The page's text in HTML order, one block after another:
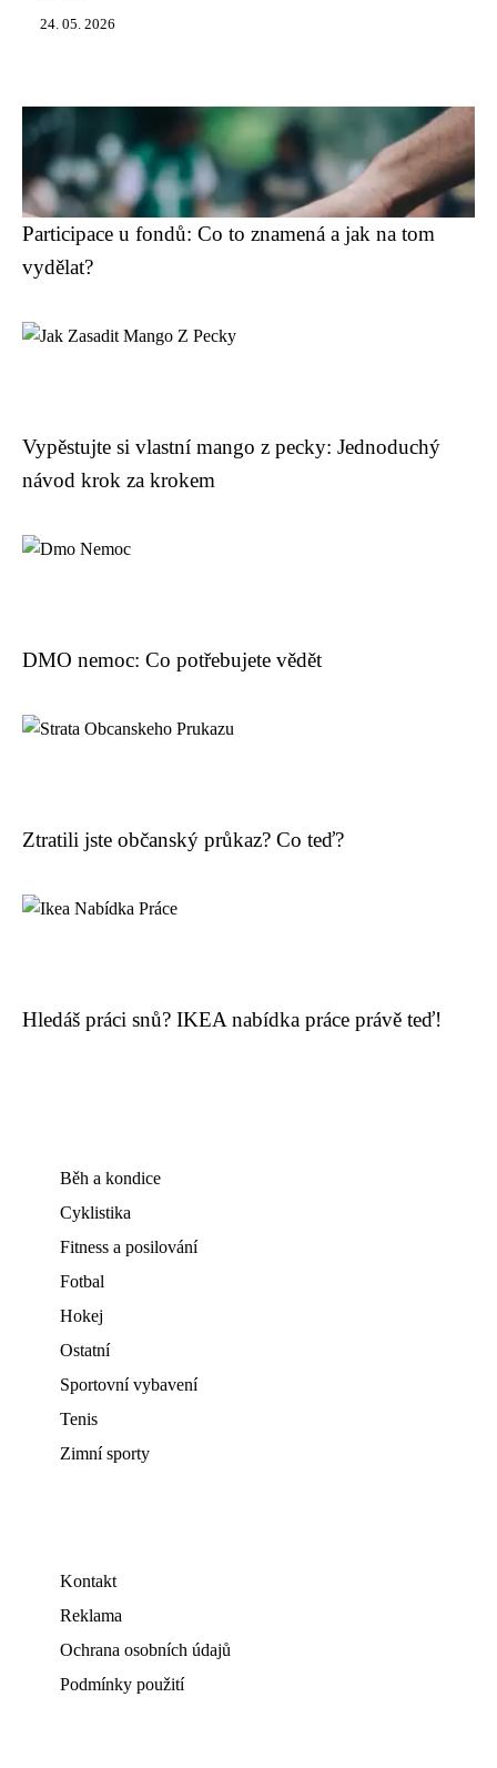
24. 05. 2026
Participace u fondů: Co to znamená a jak na tom
vydělat?
Vypěstujte si vlastní mango z pecky: Jednoduchý
návod krok za krokem
DMO nemoc: Co potřebujete vědět
Ztratili jste občanský průkaz? Co teď?
Hledáš práci snů? IKEA nabídka práce právě teď!
Běh a kondice
Cyklistika
Fitness a posilování
Fotbal
Hokej
Ostatní
Sportovní vybavení
Tenis
Zimní sporty
Kontakt
Reklama
Ochrana osobních údajů
Podmínky použití